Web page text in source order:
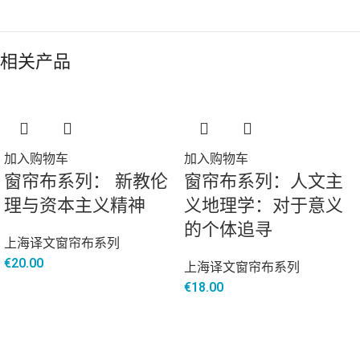
相关产品
加入购物车
窗帘布系列： 新教伦
理与资本主义精神
上海译文窗帘布系列
€20.00
加入购物车
窗帘布系列：人文主
义地理学：对于意义
的个体追寻
上海译文窗帘布系列
€18.00